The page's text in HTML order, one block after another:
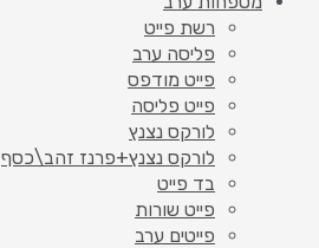
רשת פייט
פליסה ערב
פייט מודפס
פייט פליסה
לורקס נצנץ
לורקס נצנץ+פרנז זהב\כסף
בד פייט
פייט שורות
פייטים ערב